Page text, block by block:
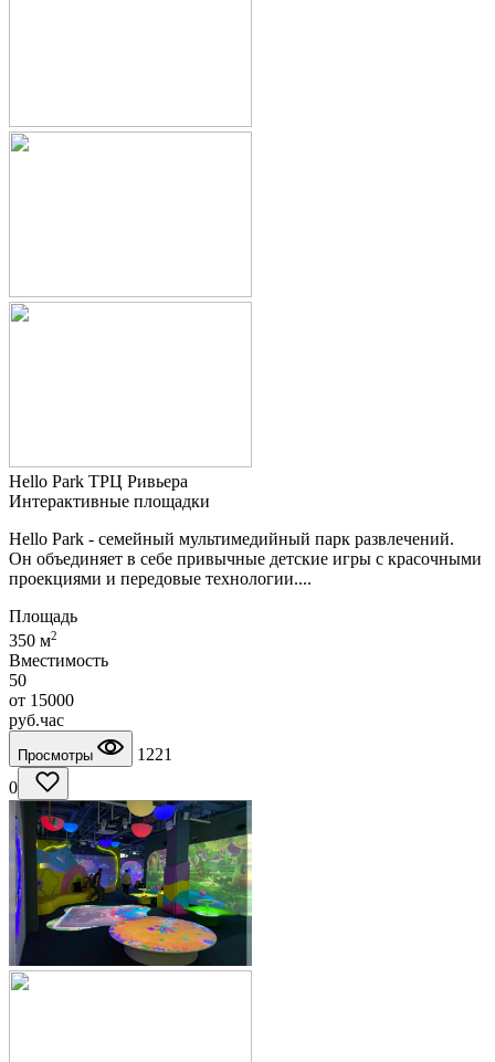
Hello Park ТРЦ Ривьера
Интерактивные площадки
Hello Park - семейный мультимедийный парк развлечений.
Он объединяет в себе привычные детские игры с красочными
проекциями и передовые технологии....
Площадь
350 м2
Вместимость
50
от 15000
руб.час
Просмотры
1221
0